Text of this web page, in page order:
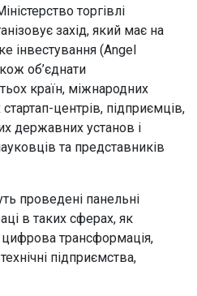
торгівлі
захід, який має на
інвестування (Angel
об’єднати
країн, міжнародних
центрів, підприємців,
державних установ і
та представників
проведені панельні
в таких сферах, як
трансформація,
підприємства,